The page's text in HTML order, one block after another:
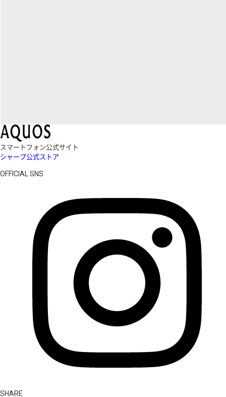
スマートフォン公式サイト
シャープ公式ストア
OFFICIAL SNS
SHARE